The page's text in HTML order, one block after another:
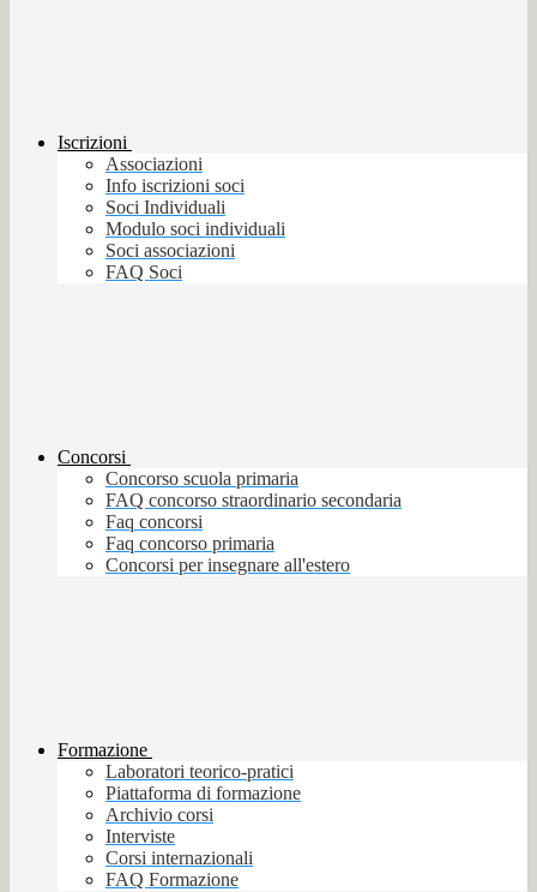
Iscrizioni
Associazioni
Info iscrizioni soci
Soci Individuali
Modulo soci individuali
Soci associazioni
FAQ Soci
Concorsi
Concorso scuola primaria
FAQ concorso straordinario secondaria
Faq concorsi
Faq concorso primaria
Concorsi per insegnare all'estero
Formazione
Laboratori teorico-pratici
Piattaforma di formazione
Archivio corsi
Interviste
Corsi internazionali
FAQ Formazione